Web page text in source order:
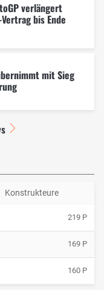
verlängert
bis Ende
mit Sieg
Konstrukteure
219 P
169 P
160 P